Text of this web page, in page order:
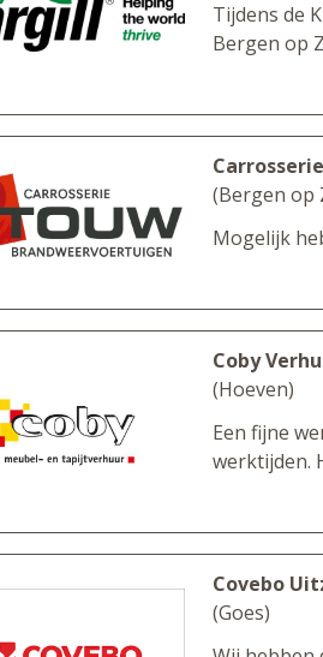
Tijdens de
Bergen op
(Bergen op
Mogelijk
Coby
(Hoeven)
Een fijne
werktijden.
Covebo
(Goes)